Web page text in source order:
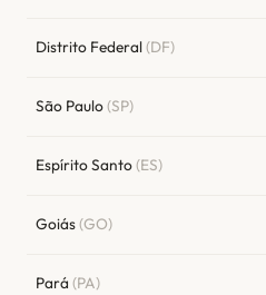
Distrito Federal(DF)
São Paulo(SP)
Espírito Santo(ES)
Goiás(GO)
Pará (PA)